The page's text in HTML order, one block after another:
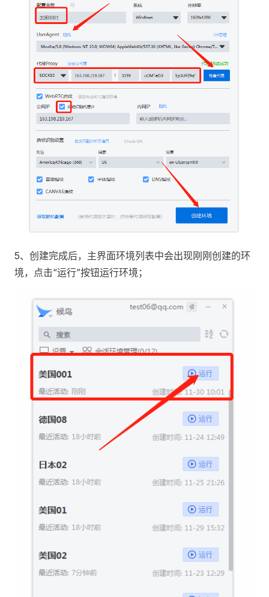
5、创建完成后，主界面环境列表中会出现刚刚创建的环
境，点击“运行”按钮运行环境；